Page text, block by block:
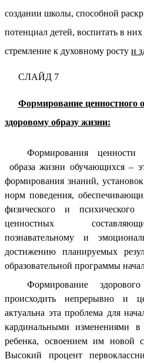
создании школы, способной
потенциал детей, воспитать в
стремление к духовному росту и
СЛАЙД 7
Формирование ценностного
здоровому образу жизни:
Формирования ценности
образа жизни обучающихся –
формирования знаний,
норм поведения,
физического и
ценностных
познавательному и
достижению планируемых
образовательной программы
Формирование
происходить непрерывно и
актуальна эта проблема для
кардинальными изменениями
ребенка, освоением им новой
Высокий процент